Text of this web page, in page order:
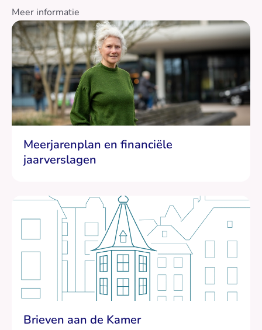
Meer informatie
Meerjarenplan en financiële
jaarverslagen
Brieven aan de Kamer